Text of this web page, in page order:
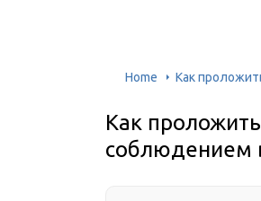
Home Как
Как
соблюдением